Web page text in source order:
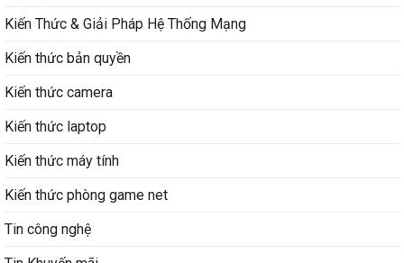
Kiến Thức & Giải Pháp Hệ Thống Mạng
Kiến thức bản quyền
Kiến thức camera
Kiến thức laptop
Kiến thức máy tính
Kiến thức phòng game net
Tin công nghệ